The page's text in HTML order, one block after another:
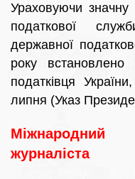
Ураховуючи значну
податкової
державної
року
податківця
липня (Указ
журналіста